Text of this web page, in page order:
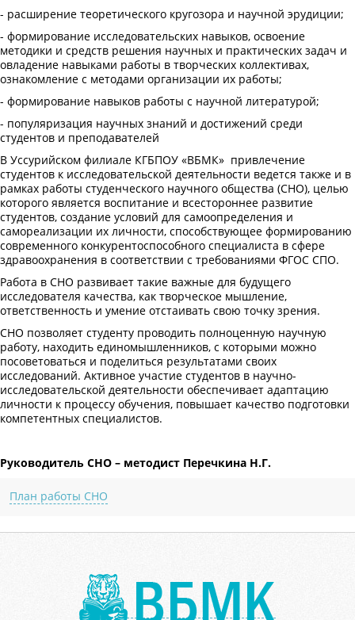
- расширение теоретического кругозора и научной эрудиции;
- формирование исследовательских навыков, освоение
методики и средств решения научных и практических задач и
овладение навыками работы в творческих коллективах,
ознакомление с методами организации их работы;
- формирование навыков работы с научной литературой;
- популяризация научных знаний и достижений среди
студентов и преподавателей
В Уссурийском филиале КГБПОУ «ВБМК» привлечение
студентов к исследовательской деятельности ведется также и в
рамках работы студенческого научного общества (СНО), целью
которого является воспитание и всестороннее развитие
студентов, создание условий для самоопределения и
самореализации их личности, способствующее формированию
современного конкурентоспособного специалиста в сфере
здравоохранения в соответствии с требованиями ФГОС СПО.
Работа в СНО развивает такие важные для будущего
исследователя качества, как творческое мышление,
ответственность и умение отстаивать свою точку зрения.
СНО позволяет студенту проводить полноценную научную
работу, находить единомышленников, с которыми можно
посоветоваться и поделиться результатами своих
исследований. Активное участие студентов в научно-
исследовательской деятельности обеспечивает адаптацию
личности к процессу обучения, повышает качество подготовки
компетентных специалистов.
Руководитель СНО – методист Перечкина Н.Г.
План работы СНО